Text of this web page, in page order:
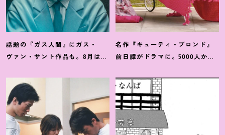
話題の『ガス人間』にガス・
ヴァン・サント作品も。8月は
せない！
名作『キューティ・ブロンド』
前日譚がドラマに。5000人から
タビュー